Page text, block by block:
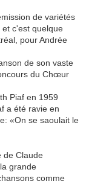
de variétés
c'est quelque
pour Andrée
de son vaste
du Chœur
Piaf en 1959
a été ravie en
«On se saoulait le
de Claude
grande
comme